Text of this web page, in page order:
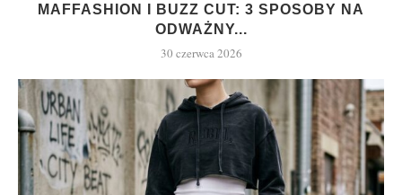
MAFFASHION I BUZZ CUT: 3 SPOSOBY NA
ODWAŻNY...
30 czerwca 2026